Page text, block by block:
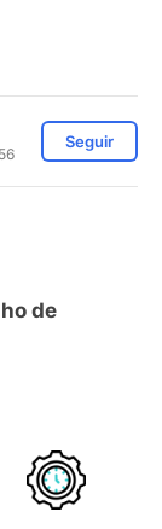
Seguir
de